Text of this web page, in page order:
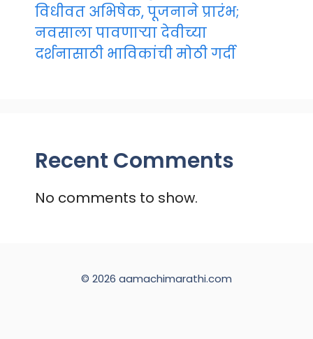
विधीवत अभिषेक, पूजनाने प्रारंभ;
नवसाला पावणाऱ्या देवीच्या
दर्शनासाठी भाविकांची मोठी गर्दी
Recent Comments
No comments to show.
© 2026 aamachimarathi.com